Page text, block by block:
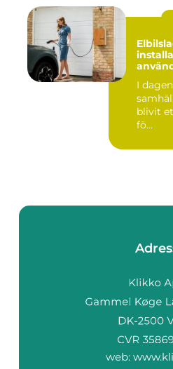
I
blivit
fö...
web: